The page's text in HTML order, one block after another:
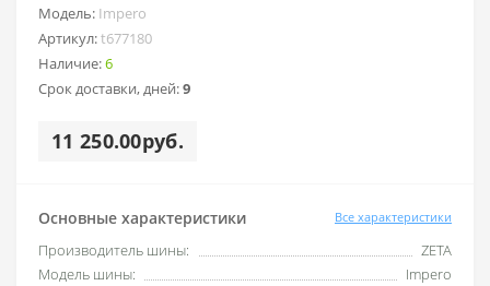
Модель: Impero
Артикул:t677180
Наличие:6
Срок доставки, дней:9
11 250.00руб.
Основные характеристики Все характеристики
Производитель шины:
ZETA
Модель шины:
Impero